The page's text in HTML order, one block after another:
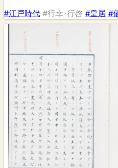
#江戸時代 #行幸･行啓 #皇居 #